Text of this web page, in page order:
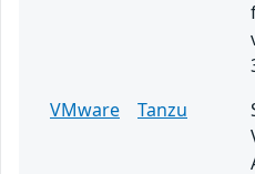
VMware
Tanzu